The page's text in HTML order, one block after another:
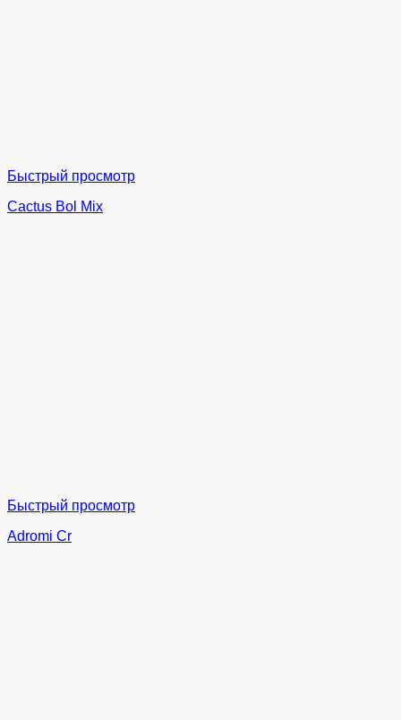
Быстрый просмотр
Cactus Bol Mix
Быстрый просмотр
Adromi Cr